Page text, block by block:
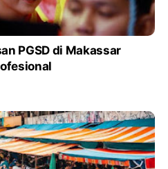
PGSD di Makassar